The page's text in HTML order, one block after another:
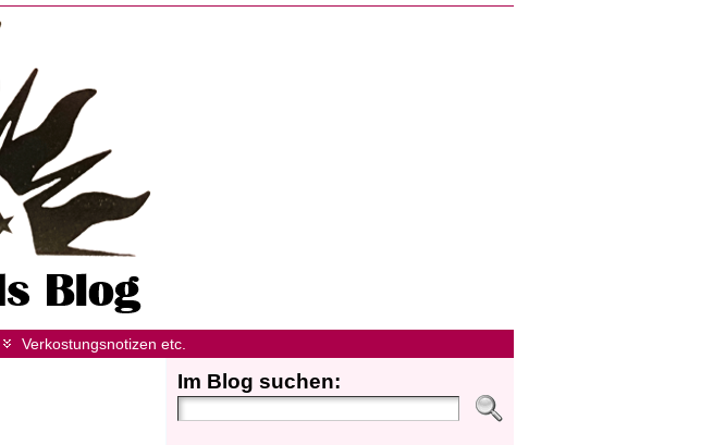
Verkostungsnotizen etc.
Im Blog suchen: